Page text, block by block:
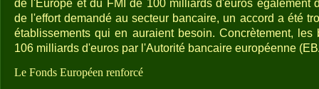
de l'Europe et du FMI de 100 milliards d'euros également
de l'effort demandé au secteur bancaire, un accord a été
établissements qui en auraient besoin. Concrètement,
106 milliards d'euros par l'Autorité bancaire européenne
Le Fonds Européen renforcé